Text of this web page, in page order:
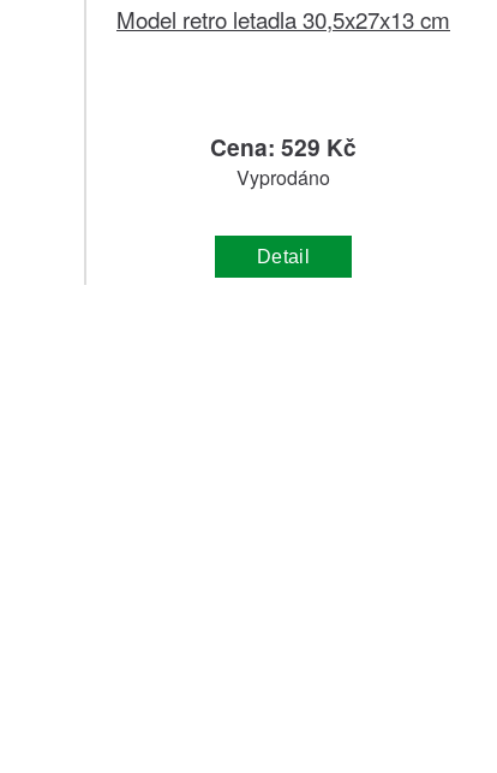
Model retro letadla 30,5x27x13 cm
Cena: 529 Kč
Vyprodáno
Detail